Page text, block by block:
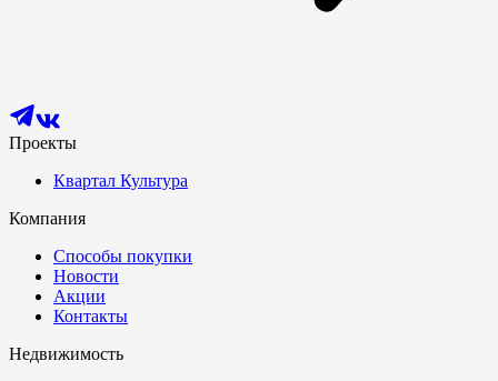
Проекты
Квартал Культура
Компания
Способы покупки
Новости
Акции
Контакты
Недвижимость